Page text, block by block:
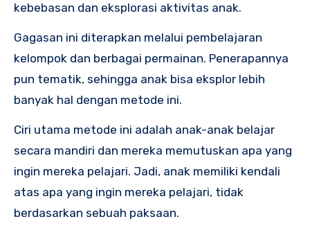
kebebasan dan eksplorasi aktivitas anak.
Gagasan ini diterapkan melalui pembelajaran
kelompok dan berbagai permainan. Penerapannya
pun tematik, sehingga anak bisa eksplor lebih
banyak hal dengan metode ini.
Ciri utama metode ini adalah anak-anak belajar
secara mandiri dan mereka memutuskan apa yang
ingin mereka pelajari. Jadi, anak memiliki kendali
atas apa yang ingin mereka pelajari, tidak
berdasarkan sebuah paksaan.